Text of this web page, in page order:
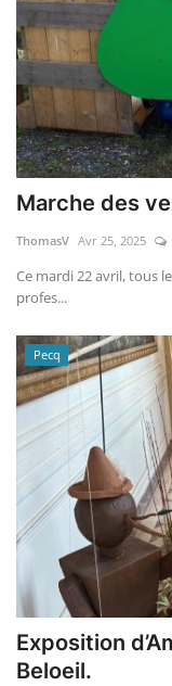
Marche des
ThomasV Avr 25, 2025
Ce mardi 22 avril, tous
profes...
Pecq
Exposition
Beloeil.